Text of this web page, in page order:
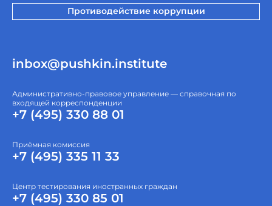
Противодействие коррупции
inbox@pushkin.institute
Административно-правовое управление — справочная по
входящей корреспонденции
+7 (495) 330 88 01
Приёмная комиссия
+7 (495) 335 11 33
Центр тестирования иностранных граждан
+7 (495) 330 85 01